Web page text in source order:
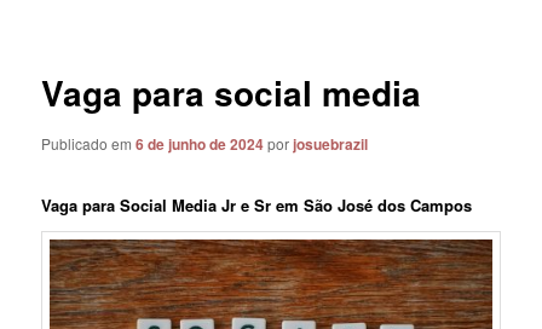
Vaga para social media
Publicado em6 de junho de 2024porjosuebrazil
Vaga para Social Media Jr e Sr em São José dos Campos